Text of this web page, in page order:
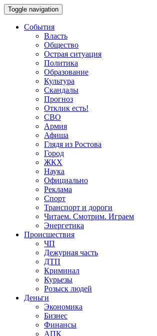
Toggle navigation
События
Власть
Общество
Острая ситуация
Политика
Образование
Культура
Скандалы
Прогноз
Отклик есть!
СВО
Армия
Афиша
Глядя из Ростова
Город
ЖКХ
Наука
Официально
Реклама
Спорт
Транспорт и дороги
Читаем. Смотрим. Играем
Энергетика
Происшествия
ЧП
Дежурная часть
ДТП
Криминал
Курьезы
Розыск людей
Деньги
Экономика
Бизнес
Финансы
АПК